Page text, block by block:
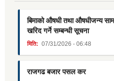
बिमाको औषधी तथा औषधीजन्य
खरिद गर्ने सम्बन्धी सूचना
मिति: 07/31/2026 - 06:48
राजगढ बजार पसल कर